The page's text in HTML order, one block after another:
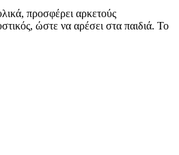
προσφέρει αρκετούς
ώστε να αρέσει στα παιδιά. Το